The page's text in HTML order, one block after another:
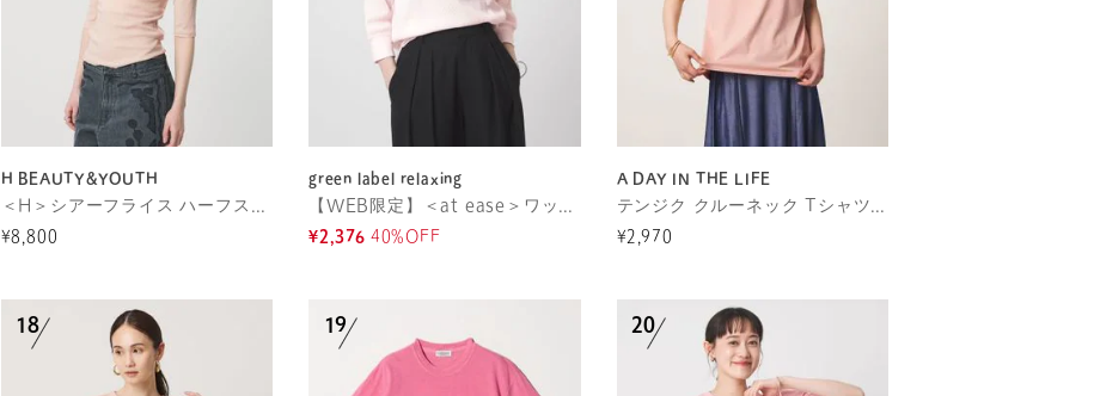
H BEAUTY&YOUTH
＜H＞シアーフライス ハーフスリーブカットソー
¥8,800
green label relaxing
【WEB限定】＜at ease＞ワッフル ヘンリーネック 5分袖 カットソー
¥2,376 40%OFF
A DAY IN THE LIFE
テンジク クルーネック Tシャツ ＜A DAY IN THE LIFE＞
¥2,970